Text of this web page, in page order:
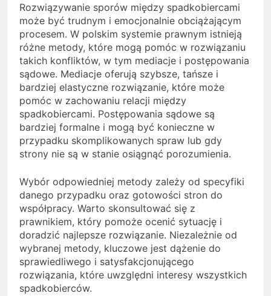
Rozwiązywanie sporów między spadkobiercami
może być trudnym i emocjonalnie obciążającym
procesem. W polskim systemie prawnym istnieją
różne metody, które mogą pomóc w rozwiązaniu
takich konfliktów, w tym mediacje i postępowania
sądowe. Mediacje oferują szybsze, tańsze i
bardziej elastyczne rozwiązanie, które może
pomóc w zachowaniu relacji między
spadkobiercami. Postępowania sądowe są
bardziej formalne i mogą być konieczne w
przypadku skomplikowanych spraw lub gdy
strony nie są w stanie osiągnąć porozumienia.
Wybór odpowiedniej metody zależy od specyfiki
danego przypadku oraz gotowości stron do
współpracy. Warto skonsultować się z
prawnikiem, który pomoże ocenić sytuację i
doradzić najlepsze rozwiązanie. Niezależnie od
wybranej metody, kluczowe jest dążenie do
sprawiedliwego i satysfakcjonującego
rozwiązania, które uwzględni interesy wszystkich
spadkobierców.